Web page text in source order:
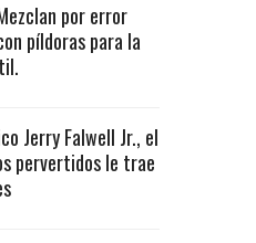
por error
píldoras para la
Jerry Falwell Jr., el
pervertidos le trae